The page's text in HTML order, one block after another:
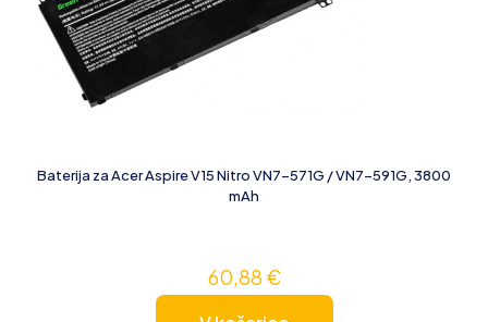
Baterija za Acer Aspire V15 Nitro VN7-571G / VN7-591G, 3800
mAh
60,88 €